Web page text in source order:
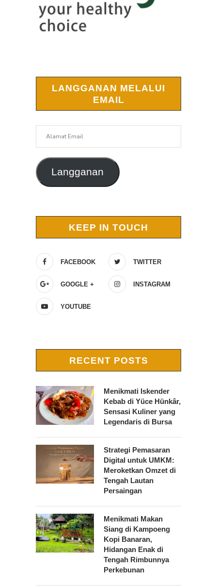
LANGGANAN MELALUI
EMAIL
Langganan
KEEP IN TOUCH
FACEBOOK TWITTER
GOOGLE + INSTAGRAM
YOUTUBE
RECENT POSTS
Menikmati Iskender
Kebab di Yüce Hünkâr,
Sensasi Kuliner yang
Legendaris di Bursa
Strategi Pemasaran
Digital untuk UMKM:
Meroketkan Omzet di
Tengah Lautan
Persaingan
Menikmati Makan
Siang di Kampoeng
Kopi Banaran,
Hidangan Enak di
Tengah Rimbunnya
Perkebunan